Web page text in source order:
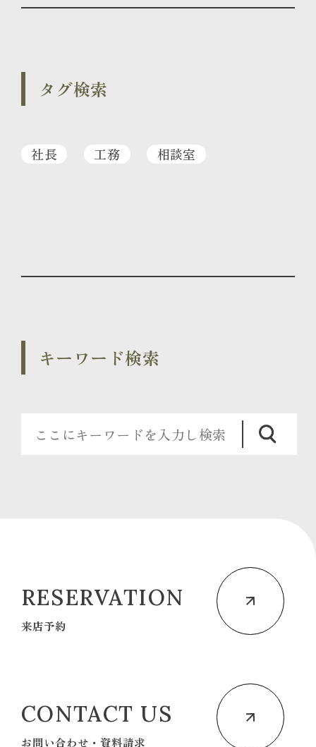
タグ検索
社長 工務 相談室
キーワード検索
RESERVATION
来店予約
CONTACT US
お問い合わせ・資料請求